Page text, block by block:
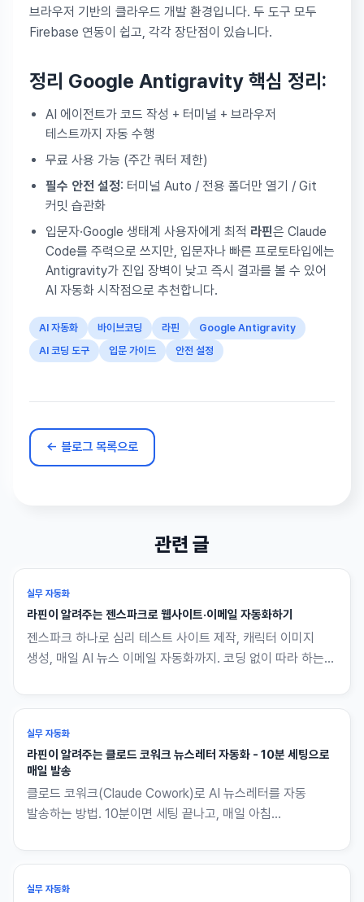
브라우저 기반의 클라우드 개발 환경입니다. 두 도구 모두
Firebase 연동이 쉽고, 각각 장단점이 있습니다.
정리 Google Antigravity 핵심 정리:
AI 에이전트가 코드 작성 + 터미널 + 브라우저
테스트까지 자동 수행
무료 사용 가능 (주간 쿼터 제한)
필수 안전 설정: 터미널 Auto / 전용 폴더만 열기 / Git
커밋 습관화
입문자·Google 생태계 사용자에게 최적 라핀은 Claude
Code를 주력으로 쓰지만, 입문자나 빠른 프로토타입에는
Antigravity가 진입 장벽이 낮고 즉시 결과를 볼 수 있어
AI 자동화 시작점으로 추천합니다.
AI 자동화 바이브코딩 라핀
Google Antigravity
AI 코딩 도구
입문 가이드 안전 설정
← 블로그 목록으로
관련 글
실무 자동화
라핀이 알려주는 젠스파크로 웹사이트·이메일 자동화하기
젠스파크 하나로 심리 테스트 사이트 제작, 캐릭터 이미지
생성, 매일 AI 뉴스 이메일 자동화까지. 코딩 없이 따라 하는
실무 자동화
라핀이 알려주는 클로드 코워크 뉴스레터 자동화 - 10분 세팅으로
매일 발송
클로드 코워크(Claude Cowork)로 AI 뉴스레터를 자동
발송하는 방법. 10분이면 세팅 끝나고, 매일 아침
옮겼습니다.
실무 자동화